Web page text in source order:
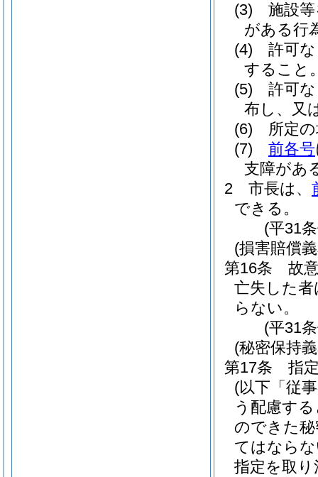
(3)
施設
がある行
(4)
許可
すること
(5)
許可
布し、又
(6)
所定
(7)
前各号
支障があ
2
市長は、
できる。
(平31
(損害賠償
第16条
故
亡失した
らない。
(平31
(秘密保持
第17条
指
(以下「従
う配慮す
のできた
てはなら
指定を取